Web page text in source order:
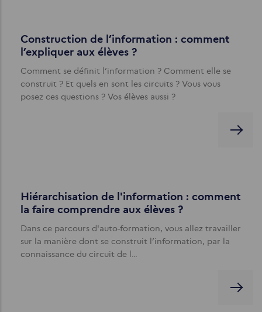
Construction de l’information : comment
l’expliquer aux élèves ?
Comment se définit l’information ? Comment elle se
construit ? Et quels en sont les circuits ? Vous vous
posez ces questions ? Vos élèves aussi ?
Hiérarchisation de l'information : comment
la faire comprendre aux élèves ?
Dans ce parcours d'auto-formation, vous allez travailler
sur la manière dont se construit l’information, par la
connaissance du circuit de l…